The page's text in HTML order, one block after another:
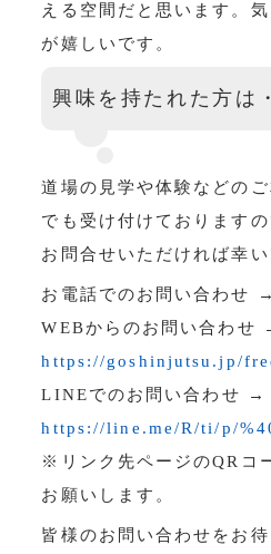
える空間だと思います。
が嬉しいです。
興味を持たれた方は
道場の見学や体験などの
でも受け付けております
お問合せいただければ幸い
お電話でのお問い合わ
WEBからのお問い合わせ
https://goshinjutsu.jp/
LINEでのお問い合わせ →
https://line.me/R/ti/p/
※リンク先ページのQRコ
お願いします。
皆様のお問い合わせをお待